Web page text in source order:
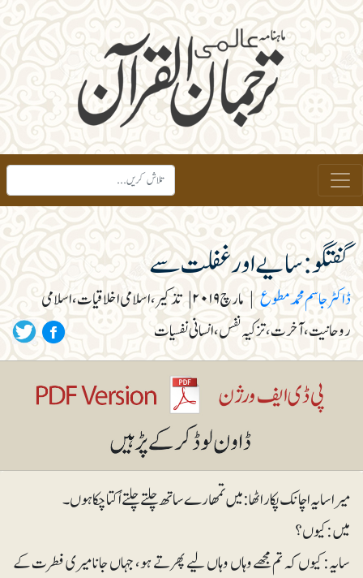
گفتگو: سایے اور غفلت سے
ڈاکٹر جاسم محمد مطوع | مارچ ۲۰۱۹ | تذکیر، اسلامی اخلاقیات، اسلامی
روحانیت، آخرت، تزکیہ نفس، انسانی نفسیات
میرا سایہ اچانک پکار اٹھا : میں تمھارے ساتھ چلتے چلتے اُکتا چکا ہوں۔
میں: کیوں؟
سایہ: کیوں کہ تم مجھے وہاں وہاں لیے پھرتے ہو، جہاں جانا میری فطرت کے